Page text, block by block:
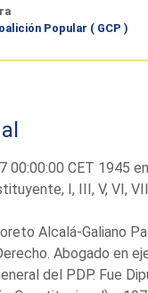
Popular ( GCP )
00:00:00 CET 1945
I, III, V, VI,
Alcalá-Galiano
Abogado en
del PDP. Fue